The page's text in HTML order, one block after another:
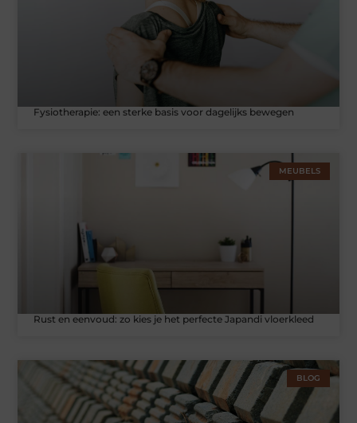
Fysiotherapie: een sterke basis voor dagelijks bewegen
MEUBELS
Rust en eenvoud: zo kies je het perfecte Japandi vloerkleed
BLOG